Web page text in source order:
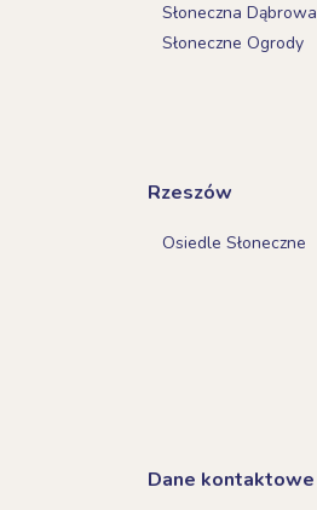
Słoneczna Dąbrowa
Słoneczne Ogrody
Rzeszów
Osiedle Słoneczne
Dane kontaktowe